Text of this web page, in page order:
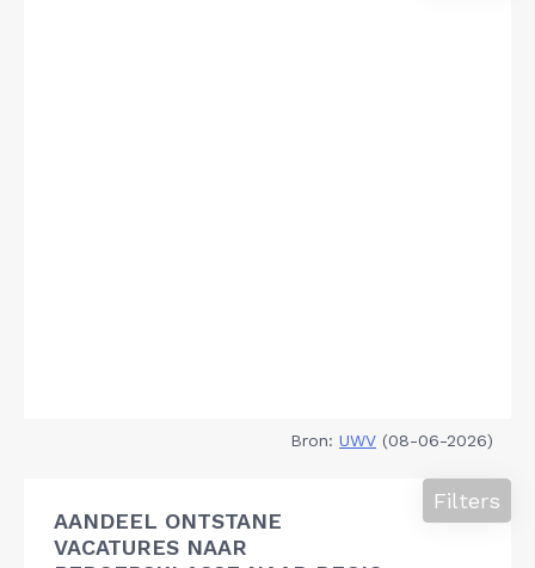
Bron: UWV (08-06-2026)
AANDEEL ONTSTANE
VACATURES NAAR
Filters